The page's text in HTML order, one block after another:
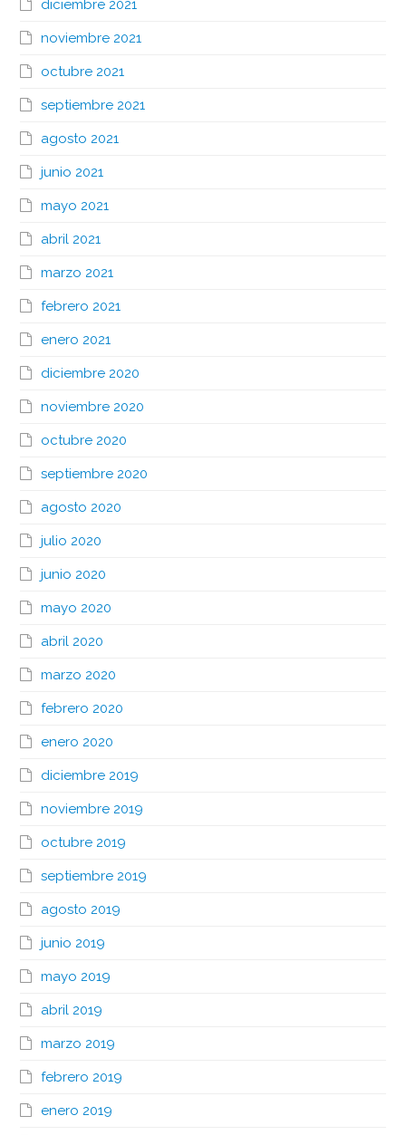
diciembre 2021
noviembre 2021
octubre 2021
septiembre 2021
agosto 2021
junio 2021
mayo 2021
abril 2021
marzo 2021
febrero 2021
enero 2021
diciembre 2020
noviembre 2020
octubre 2020
septiembre 2020
agosto 2020
julio 2020
junio 2020
mayo 2020
abril 2020
marzo 2020
febrero 2020
enero 2020
diciembre 2019
noviembre 2019
octubre 2019
septiembre 2019
agosto 2019
junio 2019
mayo 2019
abril 2019
marzo 2019
febrero 2019
enero 2019